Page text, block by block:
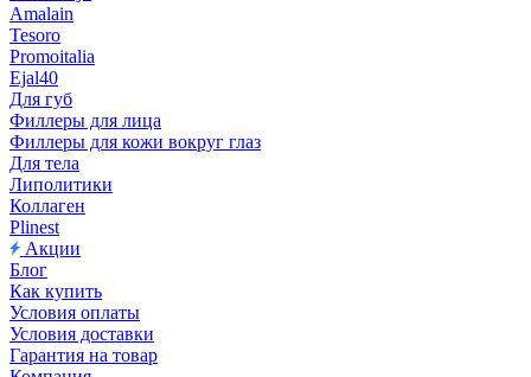
Amalain
Tesoro
Promoitalia
Ejal40
Для губ
Филлеры для лица
Филлеры для кожи вокруг глаз
Для тела
Липолитики
Коллаген
Plinest
Акции
Блог
Как купить
Условия оплаты
Условия доставки
Гарантия на товар